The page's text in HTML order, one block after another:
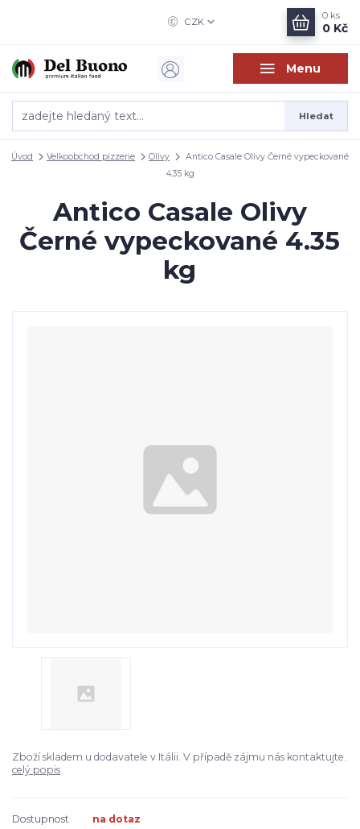
Menu
CZK
Hledat
0 ks
0 Kč
Úvod Velkoobchod pizzerie Olivy
Antico Casale Olivy Černé vypeckované
4.35 kg
Antico Casale Olivy
Černé vypeckované 4.35
kg
Zboží skladem u dodavatele v Itálii. V případě zájmu nás kontaktujte.
celý popis
Dostupnost na dotaz